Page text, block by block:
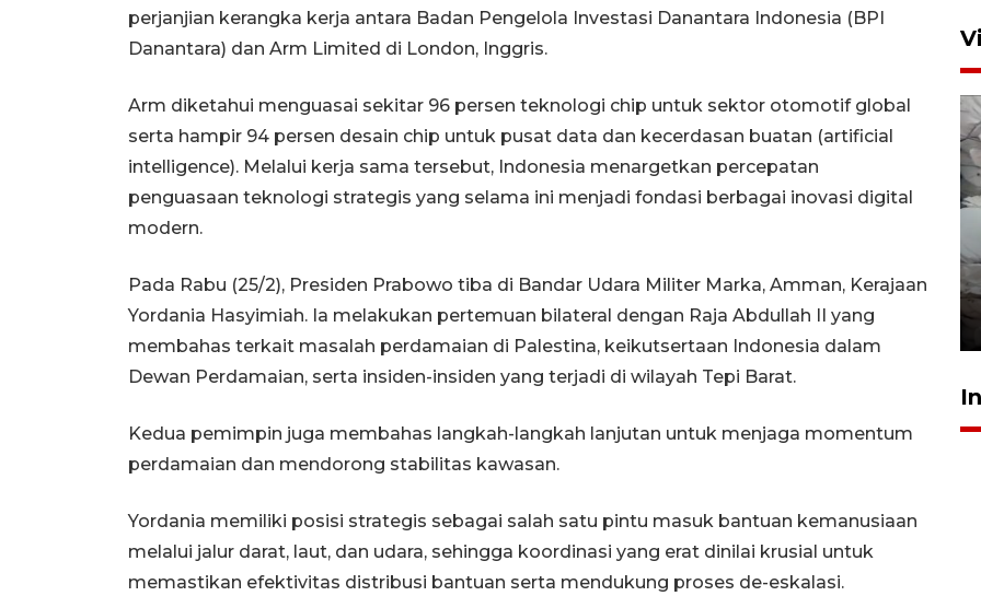
perjanjian kerangka kerja antara Badan Pengelola Investasi Danantara Indonesia (BPI
Danantara) dan Arm Limited di London, Inggris.
Arm diketahui menguasai sekitar 96 persen teknologi chip untuk sektor otomotif global
serta hampir 94 persen desain chip untuk pusat data dan kecerdasan buatan (artificial
intelligence). Melalui kerja sama tersebut, Indonesia menargetkan percepatan
penguasaan teknologi strategis yang selama ini menjadi fondasi berbagai inovasi digital
modern.
Pada Rabu (25/2), Presiden Prabowo tiba di Bandar Udara Militer Marka, Amman, Kerajaan
Yordania Hasyimiah. Ia melakukan pertemuan bilateral dengan Raja Abdullah II yang
membahas terkait masalah perdamaian di Palestina, keikutsertaan Indonesia dalam
Dewan Perdamaian, serta insiden-insiden yang terjadi di wilayah Tepi Barat.
Kedua pemimpin juga membahas langkah-langkah lanjutan untuk menjaga momentum
perdamaian dan mendorong stabilitas kawasan.
Yordania memiliki posisi strategis sebagai salah satu pintu masuk bantuan kemanusiaan
melalui jalur darat, laut, dan udara, sehingga koordinasi yang erat dinilai krusial untuk
memastikan efektivitas distribusi bantuan serta mendukung proses de-eskalasi.
kekeringan
30 Juli 2026 18:52